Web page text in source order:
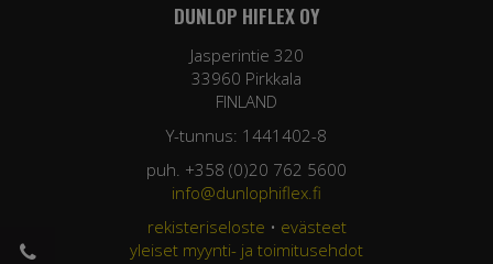
DUNLOP HIFLEX OY
Jasperintie 320
33960 Pirkkala
FINLAND
Y-tunnus: 1441402-8
puh. +358 (0)20 762 5600
info@dunlophiflex.fi
rekisteriseloste • evästeet
yleiset myynti- ja toimitusehdot